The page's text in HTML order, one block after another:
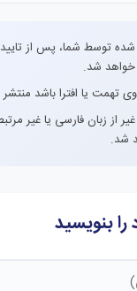
شده توسط شما، پس از
شد.
تهمت یا افترا باشد
از زبان فارسی یا غیر
شد.
بنویسید